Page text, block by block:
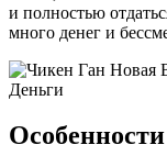
и полностью
много денег и